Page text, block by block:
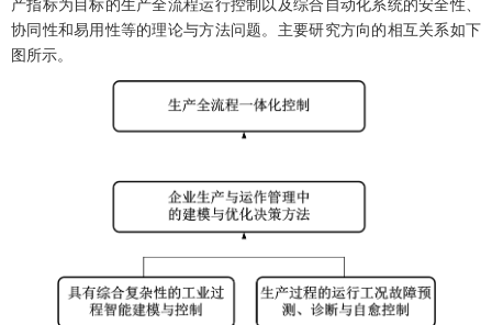
产指标为目标的生产全流程运行控制以及综合自动化系统的安全性、
协同性和易用性等的理论与方法问题。主要研究方向的相互关系如下
图所示。